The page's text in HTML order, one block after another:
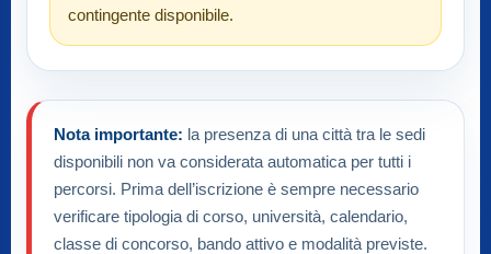
contingente disponibile.
Nota importante: la presenza di una città tra le sedi
disponibili non va considerata automatica per tutti i
percorsi. Prima dell’iscrizione è sempre necessario
verificare tipologia di corso, università, calendario,
classe di concorso, bando attivo e modalità previste.